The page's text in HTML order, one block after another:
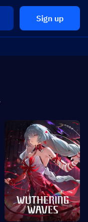
Sign up